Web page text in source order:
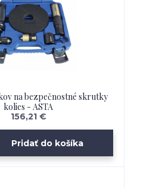
na bezpečnostné skrutky
kolies - ASTA
156,21 €
Pridať do košíka